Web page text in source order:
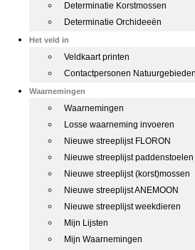
Determinatie Korstmossen
Determinatie Orchideeën
Het veld in
Veldkaart printen
Contactpersonen Natuurgebieden
Waarnemingen
Waarnemingen
Losse waarneming invoeren
Nieuwe streeplijst FLORON
Nieuwe streeplijst paddenstoelen
Nieuwe streeplijst (korst)mossen
Nieuwe streeplijst ANEMOON
Nieuwe streeplijst weekdieren
Mijn Lijsten
Mijn Waarnemingen